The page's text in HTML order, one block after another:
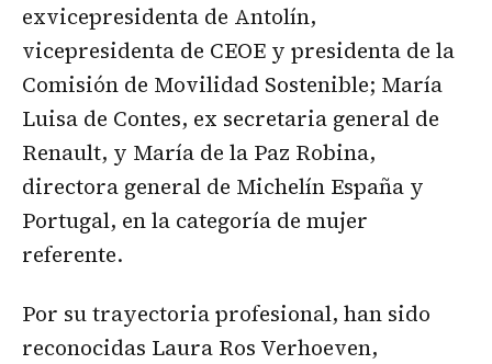
exvicepresidenta de Antolín,
vicepresidenta de CEOE y presidenta de la
Comisión de Movilidad Sostenible; María
Luisa de Contes, ex secretaria general de
Renault, y María de la Paz Robina,
directora general de Michelín España y
Portugal, en la categoría de mujer
referente.
Por su trayectoria profesional, han sido
reconocidas Laura Ros Verhoeven,